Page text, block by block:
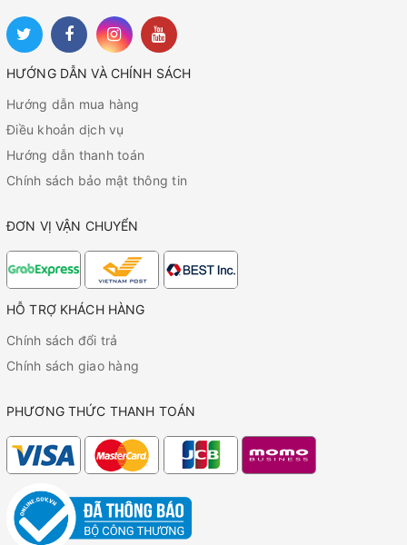
HƯỚNG DẪN VÀ CHÍNH SÁCH
Hướng dẫn mua hàng
Điều khoản dịch vụ
Hướng dẫn thanh toán
Chính sách bảo mật thông tin
ĐƠN VỊ VẬN CHUYỂN
HỖ TRỢ KHÁCH HÀNG
Chính sách đổi trả
Chính sách giao hàng
PHƯƠNG THỨC THANH TOÁN